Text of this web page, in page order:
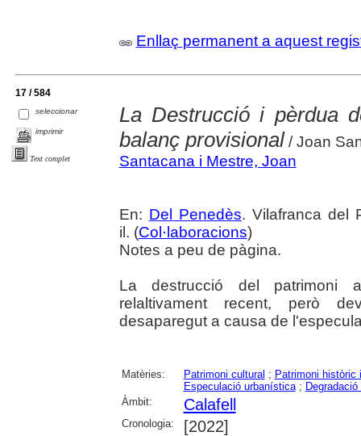
Enllaç permanent a aquest
17 / 584
seleccionar
imprimir
Text complet
La Destrucció i pèrdua
balanç provisional/ Joan
Santacana i Mestre, Joan
En: Del Penedès. Vilafranca del
il. (Col·laboracions)
Notes a peu de pàgina.
La destrucció del patrimoni
relaltivament recent, però
desaparegut a causa de
Matèries: Patrimoni cultural ; Patrimoni històric
Especulació urbanística;
Àmbit:
Calafell
Cronologia: [2022]